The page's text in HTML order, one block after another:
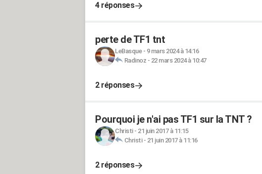
4 réponses
perte de TF1 tnt
LeBasque- 9 mars 2024 à 14:16
Radinoz - 22 mars 2024 à 10:47
2 réponses
Pourquoi je n'ai pas TF1 sur la TNT ?
Christi- 21 juin 2017 à 11:15
Christi- 21 juin 2017 à 11:16
2 réponses